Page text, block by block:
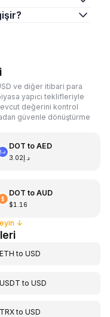
ve diğer itibari para
yapıcı teklifleriyle
değerini kontrol
güvenle dönüştürme
DOT to AED
د.إ3.02
DOT to AUD
$1.16
↓
ETH toUSD
USDT toUSD
TRXtoUSD